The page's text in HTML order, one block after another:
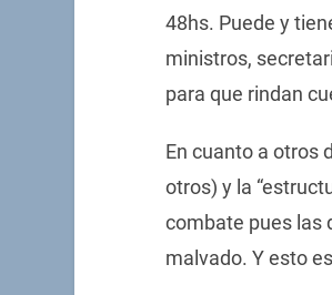
48hs. Puede y
ministros,
para que rindan
En cuanto a otros
otros) y la
combate pues las
malvado. Y esto